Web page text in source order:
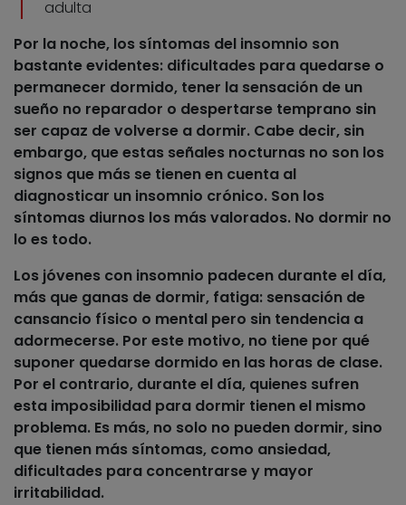
adulta
Por la noche, los síntomas del insomnio son
bastante evidentes: dificultades para quedarse o
permanecer dormido, tener la sensación de un
sueño no reparador o despertarse temprano sin
ser capaz de volverse a dormir. Cabe decir, sin
embargo, que estas señales nocturnas no son los
signos que más se tienen en cuenta al
diagnosticar un insomnio crónico. Son los
síntomas diurnos los más valorados. No dormir no
lo es todo.
Los jóvenes con insomnio padecen durante el día,
más que ganas de dormir, fatiga: sensación de
cansancio físico o mental pero sin tendencia a
adormecerse. Por este motivo, no tiene por qué
suponer quedarse dormido en las horas de clase.
Por el contrario, durante el día, quienes sufren
esta imposibilidad para dormir tienen el mismo
problema. Es más, no solo no pueden dormir, sino
que tienen más síntomas, como ansiedad,
dificultades para concentrarse y mayor
irritabilidad.